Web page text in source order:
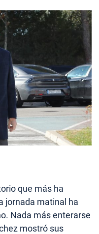
que más ha
jornada matinal ha
Nada más enterarse
mostró sus